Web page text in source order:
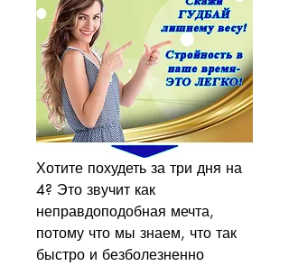
Хотите похудеть за три дня на
4? Это звучит как
неправдоподобная мечта,
потому что мы знаем, что так
быстро и безболезненно